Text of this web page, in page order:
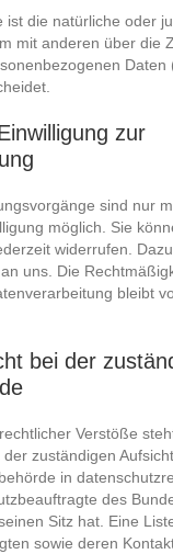
ist die natürliche oder
mit anderen über die
Daten
zur
sind nur
möglich. Sie
widerrufen.
uns. Die
bleibt
bei der
Verstöße
zuständigen
in
des
Sitz hat. Eine
sowie deren